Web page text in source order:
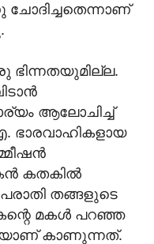
ആലോചിച്ച്
ഭാരവാഹികളായ
കതകില്‍
തങ്ങളുടെ
മകള്‍ പറഞ്ഞ
കാണുന്നത്.